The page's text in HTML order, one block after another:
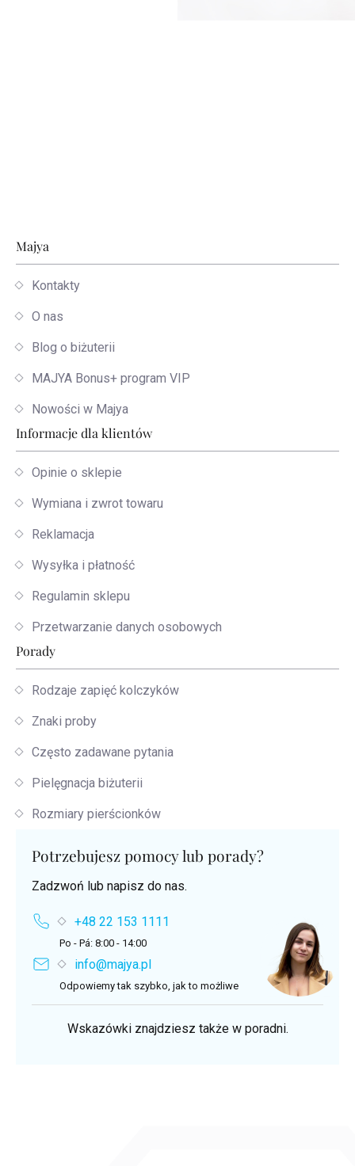
Stopka
Majya
Kontakty
O nas
Blog o biżuterii
MAJYA Bonus+ program VIP
Nowości w Majya
Informacje dla klientów
Opinie o sklepie
Wymiana i zwrot towaru
Reklamacja
Wysyłka i płatność
Regulamin sklepu
Przetwarzanie danych osobowych
Porady
Rodzaje zapięć kolczyków
Znaki proby
Często zadawane pytania
Pielęgnacja biżuterii
Rozmiary pierścionków
Potrzebujesz pomocy lub porady?
Zadzwoń lub napisz do nas.
+48 22 153 1111
Po - Pá: 8:00 - 14:00
info@majya.pl
Odpowiemy tak szybko, jak to możliwe
Wskazówki znajdziesz także w poradni.